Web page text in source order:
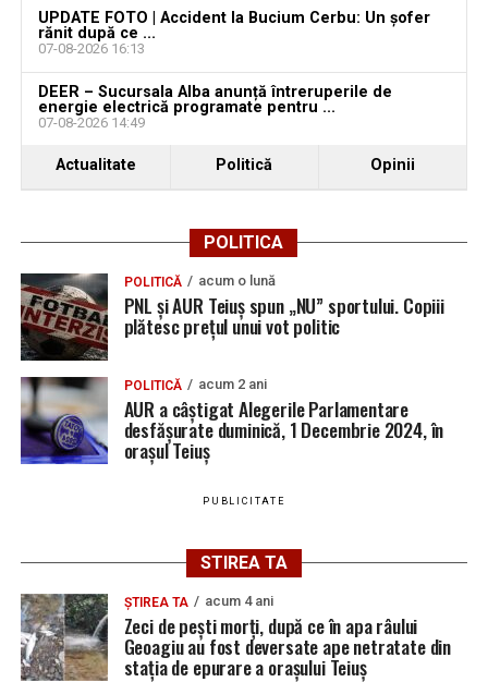
UPDATE FOTO | Accident la Bucium Cerbu: Un șofer
rănit după ce ...
07-08-2026 16:13
DEER – Sucursala Alba anunță întreruperile de
energie electrică programate pentru ...
07-08-2026 14:49
Actualitate Politică Opinii
POLITICA
POLITICĂ acum o lună
PNL și AUR Teiuș spun „NU” sportului. Copiii
plătesc prețul unui vot politic
POLITICĂ acum 2 ani
AUR a câștigat Alegerile Parlamentare
desfășurate duminică, 1 Decembrie 2024, în
orașul Teiuș
PUBLICITATE
STIREA TA
ȘTIREA TA acum 4 ani
Zeci de pești morți, după ce în apa râului
Geoagiu au fost deversate ape netratate din
stația de epurare a orașului Teiuș